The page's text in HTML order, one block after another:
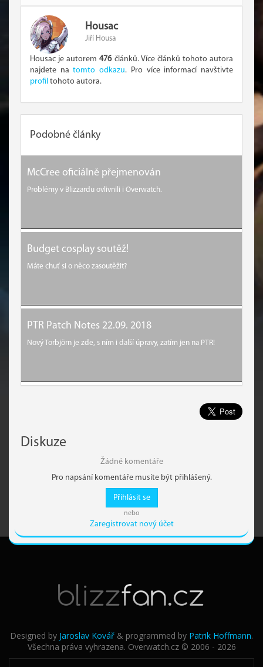
Housac
Jiří Housa
Housac je autorem476článků. Více článků tohoto autora
najdete natomto odkazu. Pro více informací navštivte
profil tohoto autora.
Podobné články
McCree oficiálně přejmenován
Problémy v Blizzardu ovlivnili i Overwatch.
Budget cosplay soutěž!
Máte chuť si o něco zasoutěžit?
PTR Patch Notes 22.09. 2018
Nový Torbjörn je zde, s ním i další úpravy, zatím jen na PTR!
Diskuze
Žádné komentáře
Pro napsání komentáře musíte být přihlášený.
Přihlásit se
nebo
Zaregistrovat nový účet
Designed by Jaroslav Kovář & programmed by Patrik Hoffmann.
Všechna práva vyhrazena. Overwatch.cz © 2006 - 2026